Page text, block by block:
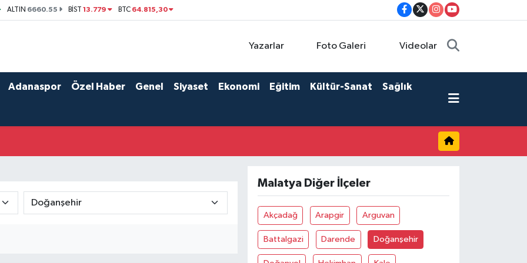
ALTIN 6660.55 BİST13.779 BTC 64.815,30
Yazarlar Foto Galeri Videolar
Adanaspor Özel Haber Genel Siyaset Ekonomi Eğitim Kültür-Sanat Sağlık
Malatya Diğer İlçeler
Akçadağ Arapgir Arguvan
Battalgazi Darende Doğanşehir